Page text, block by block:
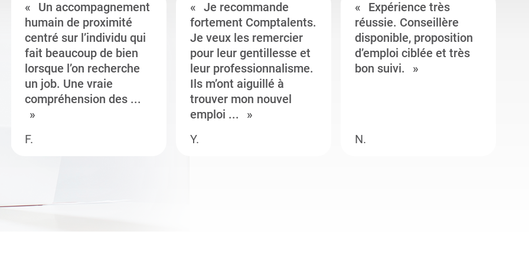
Un accompagnement
humain de proximité
centré sur l’individu qui
fait beaucoup de bien
lorsque l’on recherche
un job. Une vraie
compréhension des ...
F.
Je recommande
fortement Comptalents.
Je veux les remercier
pour leur gentillesse et
leur professionnalisme.
Ils m’ont aiguillé à
trouver mon nouvel
emploi ...
Y.
Expérience très
réussie. Conseillère
disponible, proposition
d’emploi ciblée et très
bon suivi.
N.